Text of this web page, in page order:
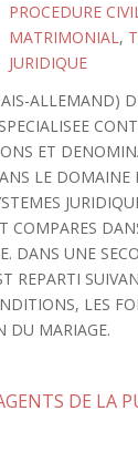
PROCEDURE
MATRIMONIAL,
JURIDIQUE
ALLEMAND)
ET
LE
COMPARES
DANS UNE
REPARTI
LES
DU MARIAGE.
DE LA